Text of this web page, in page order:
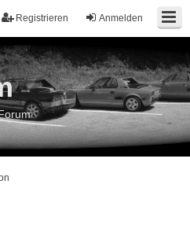
Anmelden
Registrieren